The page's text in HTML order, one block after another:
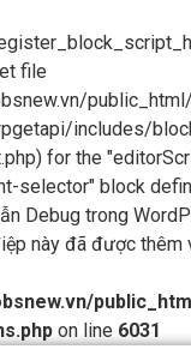
file
includes/
for the
selector" block
Debug trong
này đã được thêm
on line 6031